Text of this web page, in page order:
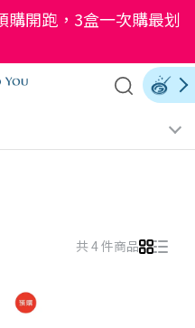
購開跑，3盒一次購最划
共 4 件商品